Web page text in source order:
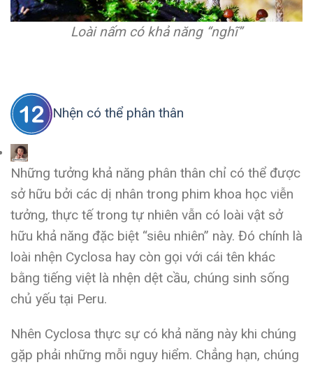
Loài nấm có khả năng “nghĩ”
Nhện có thể phân thân
Những tưởng khả năng phân thân chỉ có thể được
sở hữu bởi các dị nhân trong phim khoa học viễn
tưởng, thực tế trong tự nhiên vẫn có loài vật sở
hữu khả năng đặc biệt “siêu nhiên” này. Đó chính là
loài nhện Cyclosa hay còn gọi với cái tên khác
bằng tiếng việt là nhện dệt cầu, chúng sinh sống
chủ yếu tại Peru.
Nhên Cyclosa thực sự có khả năng này khi chúng
gặp phải những mỗi nguy hiểm. Chẳng hạn, chúng